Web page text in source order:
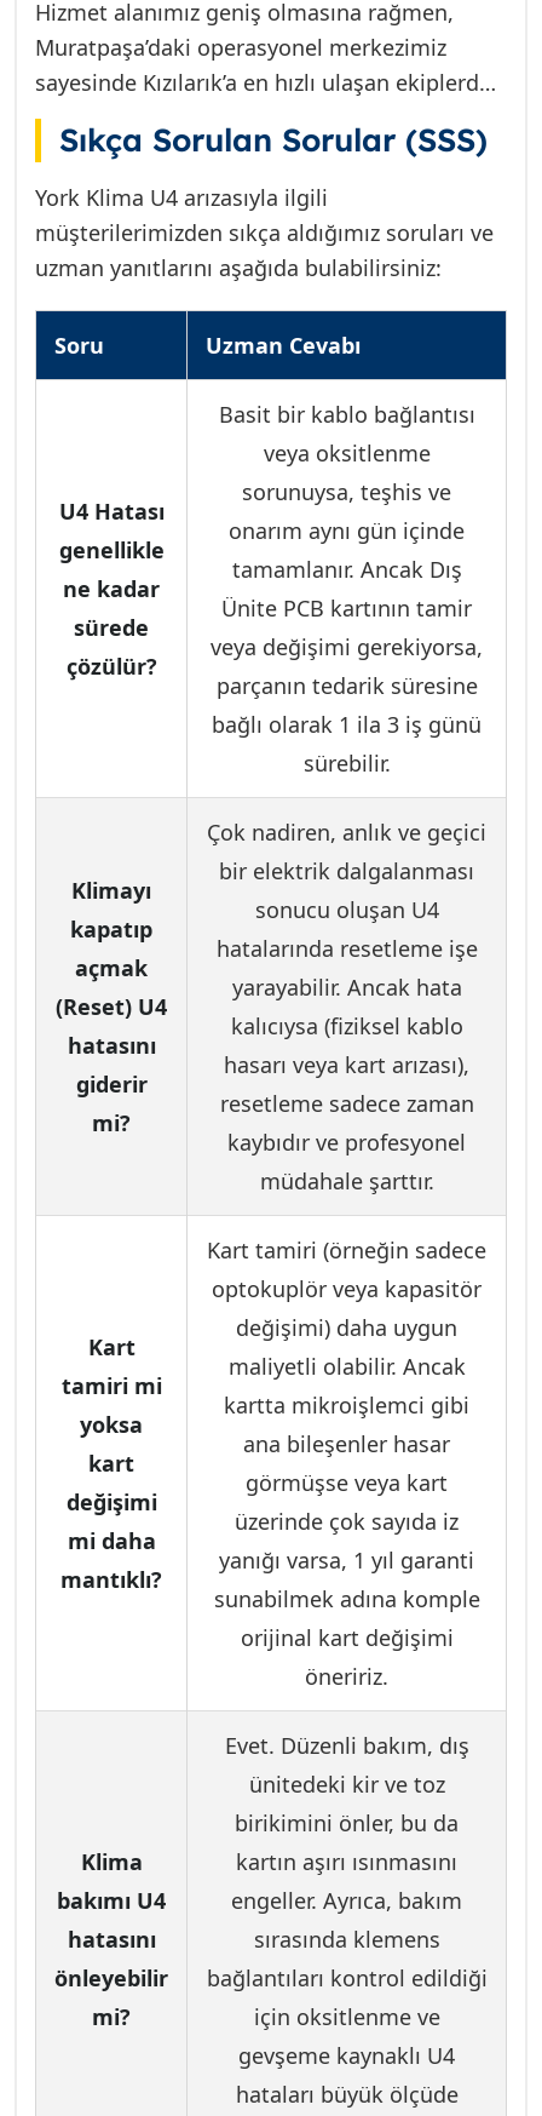
cihazlarına sahiptir. Hızlı müdahalemiz
sayesinde, klimasız geçireceğiniz süreyi
minimuma indiriyoruz.
Hizmet alanımız geniş olmasına rağmen,
Muratpaşa’daki operasyonel merkezimiz
sayesinde Kızılarık’a en hızlı ulaşan ekiplerden
biriyiz. Ayrıca, Türkiye genelinde güvenilir
teknik servis ağlarının kurulmasını
destekliyoruz. Eğer Kepez bölgesinde hizmet
arıyorsanız, çözüm ortağımız Gümüştekin
Klima ile iletişime geçebilirsiniz. Ancak
Sıkça Sorulan Sorular (SSS)
York Klima U4 arızasıyla ilgili
müşterilerimizden sıkça aldığımız soruları ve
uzman yanıtlarını aşağıda bulabilirsiniz:
Soru Uzman Cevabı
U4 Hatası
genellikle
ne kadar
sürede
çözülür?
Basit bir kablo bağlantısı
veya oksitlenme
sorunuysa, teşhis ve
onarım aynı gün içinde
tamamlanır. Ancak Dış
Ünite PCB kartının tamir
veya değişimi gerekiyorsa,
parçanın tedarik süresine
bağlı olarak 1 ila 3 iş günü
sürebilir.
Klimayı
kapatıp
açmak
(Reset) U4
hatasını
giderir
mi?
Çok nadiren, anlık ve geçici
bir elektrik dalgalanması
sonucu oluşan U4
hatalarında resetleme işe
yarayabilir. Ancak hata
kalıcıysa (fiziksel kablo
hasarı veya kart arızası),
resetleme sadece zaman
kaybıdır ve profesyonel
müdahale şarttır.
Kart
tamiri mi
yoksa
kart
değişimi
mi daha
mantıklı?
Kart tamiri (örneğin sadece
optokuplör veya kapasitör
değişimi) daha uygun
maliyetli olabilir. Ancak
kartta mikroişlemci gibi
ana bileşenler hasar
görmüşse veya kart
üzerinde çok sayıda iz
yanığı varsa, 1 yıl garanti
sunabilmek adına komple
orijinal kart değişimi
öneririz.
Klima
bakımı U4
hatasını
önleyebilir
mi?
Evet. Düzenli bakım, dış
ünitedeki kir ve toz
birikimini önler, bu da
kartın aşırı ısınmasını
engeller. Ayrıca, bakım
sırasında klemens
bağlantıları kontrol edildiği
için oksitlenme ve
gevşeme kaynaklı U4
hataları büyük ölçüde